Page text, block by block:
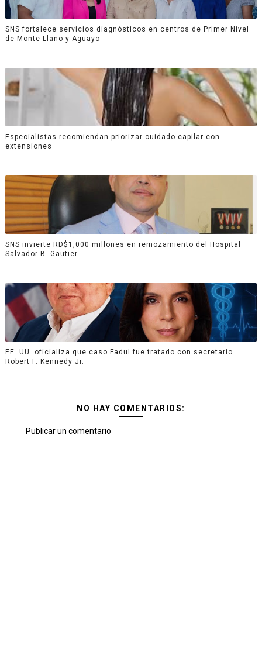
SNS fortalece servicios diagnósticos en centros de Primer Nivel
de Monte Llano y Aguayo
Especialistas recomiendan priorizar cuidado capilar con
extensiones
SNS invierte RD$1,000 millones en remozamiento del Hospital
Salvador B. Gautier
EE. UU. oficializa que caso Fadul fue tratado con secretario
Robert F. Kennedy Jr.
NO HAY COMENTARIOS:
Publicar un comentario